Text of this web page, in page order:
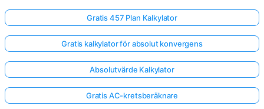
Gratis 457 Plan Kalkylator
Gratis kalkylator för absolut konvergens
Absolutvärde Kalkylator
Gratis AC-kretsberäknare